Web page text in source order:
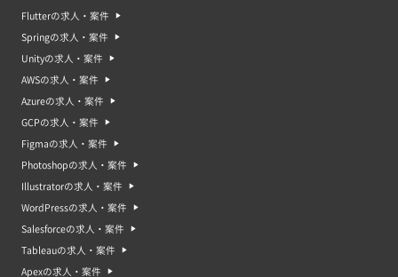
Flutterの求人・案件
Springの求人・案件
Unityの求人・案件
AWSの求人・案件
Azureの求人・案件
GCPの求人・案件
Figmaの求人・案件
Photoshopの求人・案件
Illustratorの求人・案件
WordPressの求人・案件
Salesforceの求人・案件
Tableauの求人・案件
Apexの求人・案件